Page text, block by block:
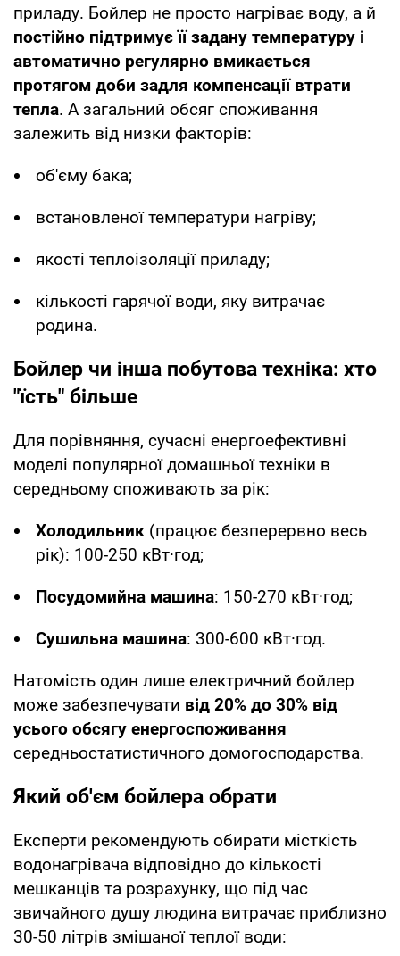
приладу. Бойлер не просто нагріває воду, а й
постійно підтримує її задану температуру і
автоматично регулярно вмикається
протягом доби задля компенсації втрати
тепла. А загальний обсяг споживання
залежить від низки факторів:
об'єму бака;
встановленої температури нагріву;
якості теплоізоляції приладу;
кількості гарячої води, яку витрачає
родина.
Бойлер чи інша побутова техніка: хто
"їсть" більше
Для порівняння, сучасні енергоефективні
моделі популярної домашньої техніки в
середньому споживають за рік:
Холодильник (працює безперервно весь
рік): 100-250 кВт·год;
Посудомийна машина: 150-270 кВт·год;
Сушильна машина: 300-600 кВт·год.
Натомість один лише електричний бойлер
може забезпечувати від 20% до 30% від
усього обсягу енергоспоживання
середньостатистичного домогосподарства.
Який об'єм бойлера обрати
Експерти рекомендують обирати місткість
водонагрівача відповідно до кількості
мешканців та розрахунку, що під час
звичайного душу людина витрачає приблизно
30-50 літрів змішаної теплої води: